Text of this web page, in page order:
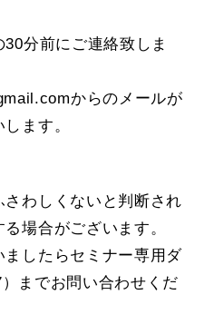
分前にご連絡致しま
からのメールが
ます。
わしくないと判断され
場合がございます。
したらセミナー専用ダ
までお問い合わせくだ